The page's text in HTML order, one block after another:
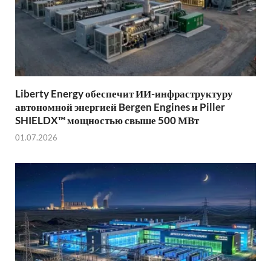
Liberty Energy обеспечит ИИ-инфраструктуру
автономной энергией Bergen Engines и Piller
SHIELDX™ мощностью свыше 500 МВт
01.07.2026